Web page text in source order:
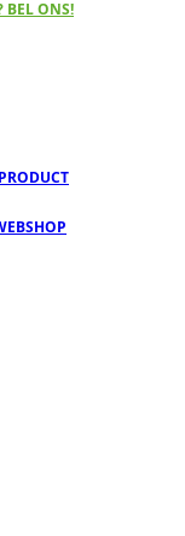
BEL ONS!